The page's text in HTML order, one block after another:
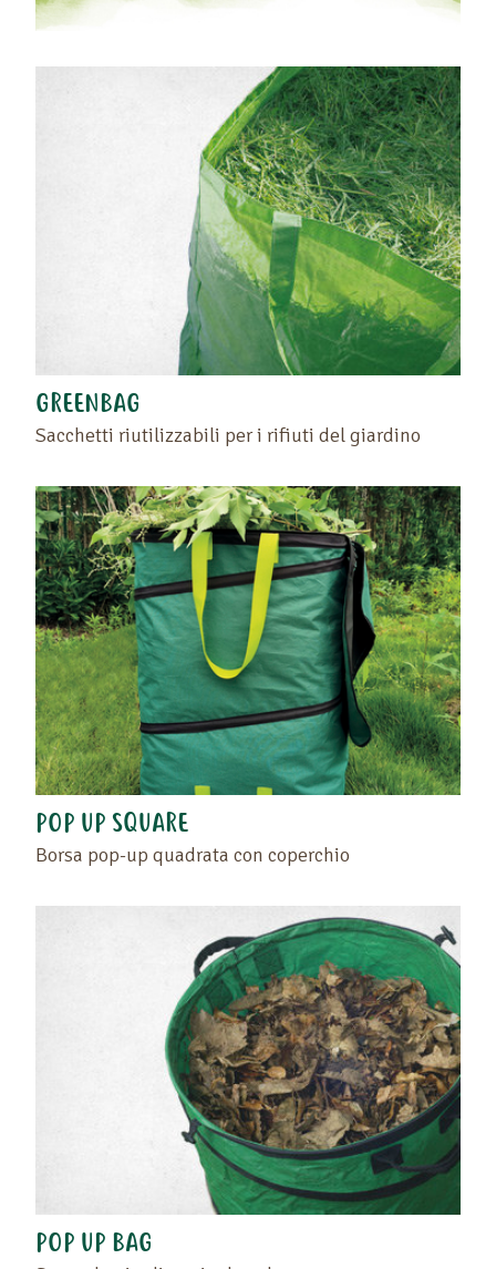
GREENBAG
Sacchetti riutilizzabili per i rifiuti del giardino
POP UP SQUARE
Borsa pop-up quadrata con coperchio
POP UP BAG